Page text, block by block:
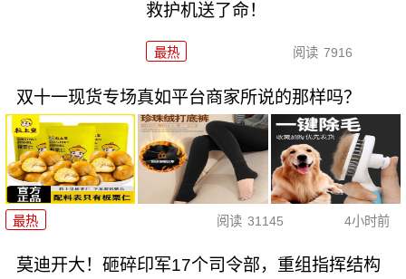
救护机送了命！
最热 阅读 7916
双十一现货专场真如平台商家所说的那样吗？
最热 阅读 31145 4小时前
莫迪开大！砸碎印军17个司令部，重组指挥结构